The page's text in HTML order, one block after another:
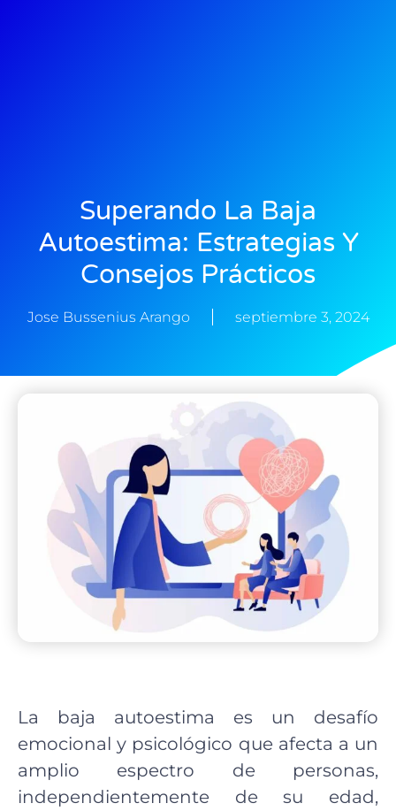
Superando La Baja
Autoestima: Estrategias Y
Consejos Prácticos
Jose Bussenius Arango septiembre 3, 2024
La baja autoestima es un desafío
emocional y psicológico que afecta a un
amplio espectro de personas,
independientemente de su edad,